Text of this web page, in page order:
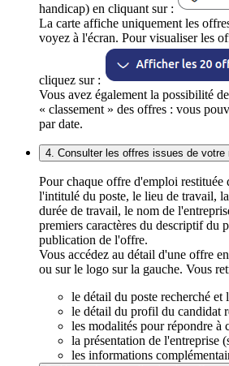
handicap) en cliquant sur :
La carte affiche uniquement les
voyez à l'écran. Pour visualiser les
cliquez sur :
Vous avez également la possibilité
« classement » des offres : vous
par date.
4. Consulter les offres issues de votre
Pour chaque offre d'emploi restituée
l'intitulé du poste, le lieu de travail,
durée de travail, le nom de
premiers caractères du descriptif du
publication de l'offre.
Vous accédez au détail d'une offre
ou sur le logo sur la gauche. Vous
le détail du poste recherché et
le détail du profil du candidat
les modalités pour répondre à
la présentation de l'entreprise
les informations